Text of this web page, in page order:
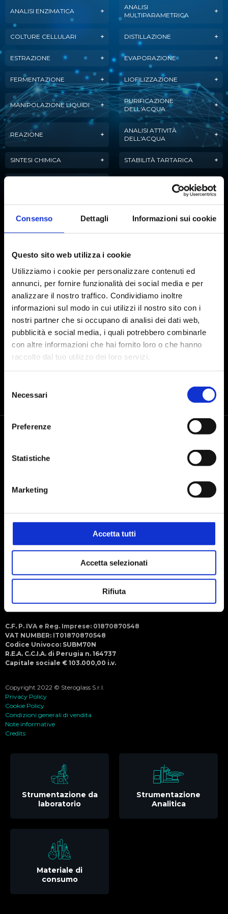
Consenso Dettagli Informazioni sui cookie
Questo sito web utilizza i cookie
Utilizziamo i cookie per personalizzare contenuti ed
annunci, per fornire funzionalità dei social media e per
analizzare il nostro traffico. Condividiamo inoltre
informazioni sul modo in cui utilizzi il nostro sito con i
nostri partner che si occupano di analisi dei dati web,
pubblicità e social media, i quali potrebbero combinarle
con altre informazioni che hai fornito loro o che hanno
raccolto dal tuo utilizzo dei loro servizi.
delNecessari
Preferenze
Statistiche
Marketing
Accetta tutti
Accetta selezionati
Rifiuta
ANALISI ENZIMATICA
ANALISI
MULTIPARAMETRICA
COLTURE CELLULARI DISTILLAZIONE
ESTRAZIONE EVAPORAZIONE
FERMENTAZIONE LIOFILIZZAZIONE
MANIPOLAZIONE LIQUIDI
PURIFICAZIONE
DELL'ACQUA
REAZIONE
ANALISI ATTIVITÀ
DELL'ACQUA
SINTESI CHIMICA STABILITÀ TARTARICA
Iscriviti alla Newsletter
visione dell'informativa sul trattamento dei dati
INVIA
Menu
+39 075 609091 (r.a.)
C.F. P. IVA e Reg. Imprese: 01870870548
VAT NUMBER: IT01870870548
Codice Univoco: SUBM70N
R.E.A. C.C.I.A. di Perugia n. 164737
Capitale sociale € 103.000,00 i.v.
Copyright 2022 © Steroglass S.r.l.
Privacy Policy
Cookie Policy
Condizioni generali di vendita
Note informative
Credits
Strumentazione da
laboratorio
Strumentazione
Analitica
Materiale di
consumo